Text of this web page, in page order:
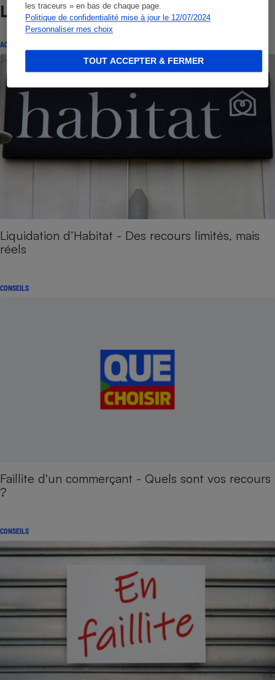
les traceurs » en bas de chaque page.
Politique de confidentialité mise à jour le 12/07/2024
Personnaliser mes choix
TOUT ACCEPTER & FERMER
Lire aussi
ACTUALITÉ
Liquidation d’Habitat - Des recours limités, mais
réels
CONSEILS
Faillite d'un commerçant - Quels sont vos recours
?
CONSEILS